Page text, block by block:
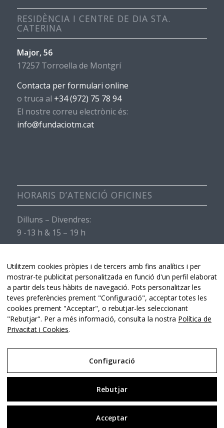
RESIDÈNCIA I CENTRE DE DIA STA.
CATERINA
Major, 56
17257 Torroella de Montgrí
Contacta per formulari online
o truca al +34 (972) 75 78 94
El nostre correu electrònic és:
info@fundaciotm.cat
HORARIS D’ATENCIÓ OFICINES
Dilluns – Divendres:
9 -13 h & 15 – 19 h
Servei de recepció obert de 9 -13 h & 15 – 19 h.
Hospital de Torroella -
Utilitzem cookies pròpies i de tercers amb fins analítics i per
mostrar-te publicitat personalitzada en funció d'un perfil elaborat
a partir dels teus hàbits de navegació. Pots personalitzar les
teves preferències prement "Configuració", acceptar totes les
cookies prement "Acceptar", o rebutjar-les seleccionant
"Rebutjar". Per a més informació, consulta la nostra Política de
Privacitat i Cookies.
Configuració
Rebutjar
Acceptar
Política de Privacitat i Cookies
Configuració